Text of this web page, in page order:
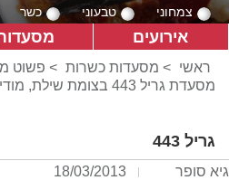
צמחוני טבעוני כשר
אירועים
ראשי > מסעדות כשרות > פשוט
מסעדת גריל 443 בצומת שילת, מודיעין
גריל 443
גיא סופר 18/03/2013